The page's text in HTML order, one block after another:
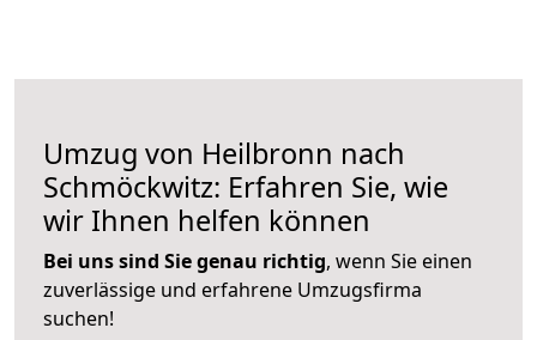
Umzug von Heilbronn nach
Schmöckwitz: Erfahren Sie, wie
wir Ihnen helfen können
Bei uns sind Sie genau richtig, wenn Sie einen
zuverlässige und erfahrene Umzugsfirma
suchen!